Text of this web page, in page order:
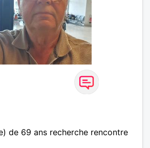
de 69 ans recherche rencontre